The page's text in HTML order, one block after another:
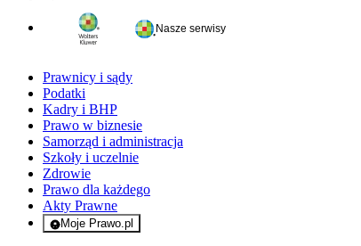
Nasze serwisy
Prawnicy i sądy
Podatki
Kadry i BHP
Prawo w biznesie
Samorząd i administracja
Szkoły i uczelnie
Zdrowie
Prawo dla każdego
Akty Prawne
Moje Prawo.pl
- rejestracja i logowanie do serwisu